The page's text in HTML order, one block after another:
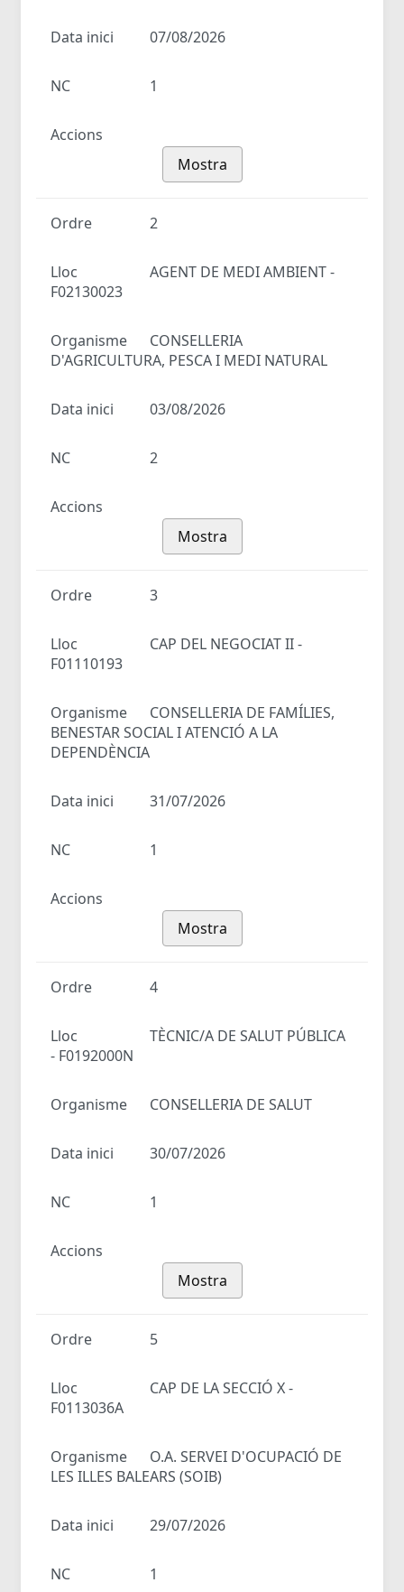
Data inici 07/08/2026
NC 1
Accions
Mostra
Ordre 2
Lloc
AGENT DE MEDI AMBIENT -
F02130023
Organisme
CONSELLERIA
D'AGRICULTURA, PESCA I MEDI NATURAL
Data inici 03/08/2026
NC 2
Accions
Mostra
Ordre 3
Lloc
CAP DEL NEGOCIAT II -
F01110193
Organisme
CONSELLERIA DE FAMÍLIES,
BENESTAR SOCIAL I ATENCIÓ A LA
DEPENDÈNCIA
Data inici 31/07/2026
NC 1
Accions
Mostra
Ordre 4
Lloc
TÈCNIC/A DE SALUT PÚBLICA
- F0192000N
Organisme CONSELLERIA DE SALUT
Data inici 30/07/2026
NC 1
Accions
Mostra
Ordre 5
Lloc
CAP DE LA SECCIÓ X -
F0113036A
Organisme
O.A. SERVEI D'OCUPACIÓ DE
LES ILLES BALEARS (SOIB)
Data inici 29/07/2026
NC 1